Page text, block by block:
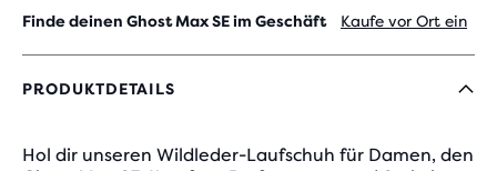
Finde deinen Ghost Max SE im Geschäft Kaufe vor Ort ein
PRODUKTDETAILS
Hol dir unseren Wildleder-Laufschuh für Damen, den